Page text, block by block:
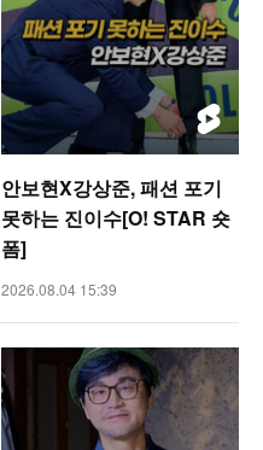
안보현X강상준, 패션 포기
못하는 진이수[O! STAR 숏
폼]
2026.08.04 15:39